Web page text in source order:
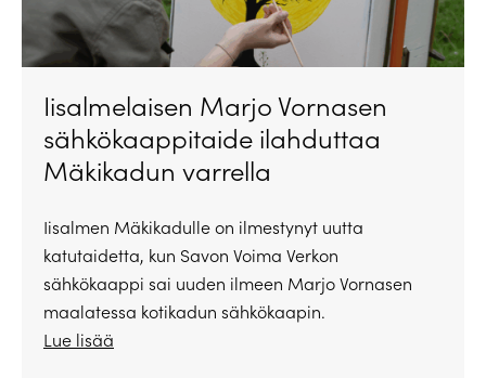
Iisalmelaisen Marjo Vornasen
sähkökaappitaide ilahduttaa
Mäkikadun varrella
Iisalmen Mäkikadulle on ilmestynyt uutta
katutaidetta, kun Savon Voima Verkon
sähkökaappi sai uuden ilmeen Marjo Vornasen
maalatessa kotikadun sähkökaapin.
Lue lisää